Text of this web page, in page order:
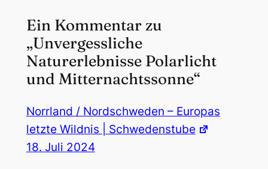
Ein Kommentar zu
„Unvergessliche
Naturerlebnisse Polarlicht
und Mitternachtssonne“
Norrland / Nordschweden – Europas
letzte Wildnis | Schwedenstube
18. Juli 2024